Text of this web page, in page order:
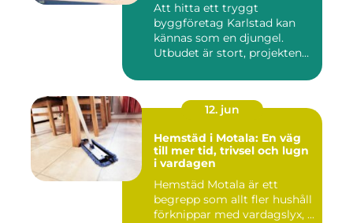
Att hitta ett tryggt
byggföretag Karlstad kan
kännas som en djungel.
Utbudet är stort, projekten
12. jun
Hemstäd i Motala: En väg
till mer tid, trivsel och lugn
i vardagen
Hemstäd Motala är ett
begrepp som allt fler hushåll
förknippar med vardagslyx, ...